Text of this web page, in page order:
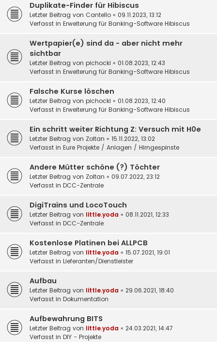
Duplikate-Finder für Hibiscus
Letzter Beitrag von Cantello « 09.11.2023, 13:12
Verfasst in Erweiterung für Banking-Software Hibiscus
Wertpapier(e) sind da - aber nicht mehr
sichtbar
Letzter Beitrag von pichocki « 01.08.2023, 12:43
Verfasst in Erweiterung für Banking-Software Hibiscus
Falsche Kurse löschen
Letzter Beitrag von pichocki « 01.08.2023, 12:40
Verfasst in Erweiterung für Banking-Software Hibiscus
Ein schritt weiter Richtung Z: Versuch mit H0e
Letzter Beitrag von Zoltan « 15.11.2022, 13:02
Verfasst in Eure Projekte / Anlagen / Hirngespinste
Andere Mütter schöne (?) Töchter
Letzter Beitrag von Zoltan « 09.07.2022, 23:12
Verfasst in DCC-Zentrale
DigiTrains und LocoTouch
Letzter Beitrag von little.yoda « 08.11.2021, 12:33
Verfasst in DCC-Zentrale
Kostenlose Platinen bei ALLPCB
Letzter Beitrag von little.yoda « 15.07.2021, 19:01
Verfasst in Lieferanten/Dienstleister
Aufbau
Letzter Beitrag von little.yoda « 29.06.2021, 18:40
Verfasst in Dokumentation
Aufbewahrung BITS
Letzter Beitrag von little.yoda « 24.03.2021, 14:47
Verfasst in DIY - Projekte